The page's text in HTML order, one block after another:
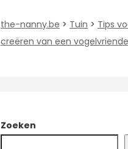
the-nanny.be > Tuin > Tips
creëren van een
Zoeken